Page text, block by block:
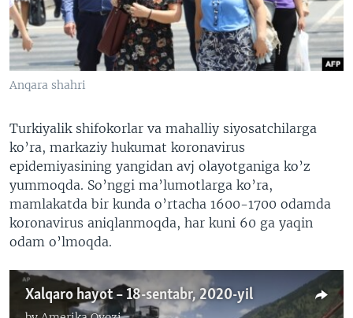
VIDEO
XABARLAR SURATLARDA
ODNOKLASSNIKI
TELEGRAM
TWITTER
Anqara shahri
Turkiyalik shifokorlar va mahalliy siyosatchilarga
ko’ra, markaziy hukumat koronavirus
epidemiyasining yangidan avj olayotganiga ko’z
yummoqda. So’nggi ma’lumotlarga ko’ra,
mamlakatda bir kunda o’rtacha 1600-1700 odamda
koronavirus aniqlanmoqda, har kuni 60 ga yaqin
odam o’lmoqda.
Xalqaro hayot – 18-sentabr, 2020-yil